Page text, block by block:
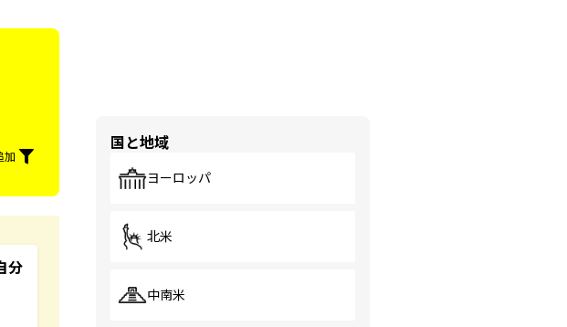
加
分
国と地域
ヨーロッパ
北米
中南米